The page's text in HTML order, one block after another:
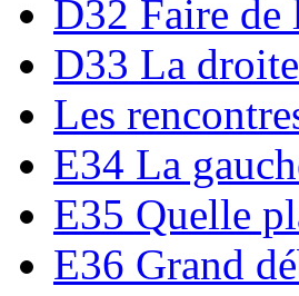
D32 Faire de
D33 La
Les
E34 La
E35 Quelle
E36 Grand